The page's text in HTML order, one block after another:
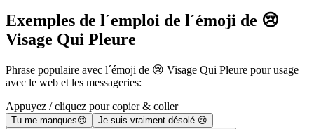
Exemples de l´emploi de l´émoji de 😢
Visage Qui Pleure
Phrase populaire avec l´émoji de 😢 Visage Qui Pleure pour usage
avec le web et les messageries:
Appuyez / cliquez pour copier & coller
Tu me manques😢
Je suis vraiment désolé 😢